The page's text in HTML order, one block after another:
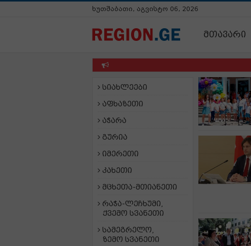
ხუთშაბათი, აგვისტო 06, 2026
მთავარი
სიახლეები
აფხაზეთი
აჭარა
გურია
იმერეთი
კახეთი
მცხეთა-მთიანეთი
რაჭა-ლეჩხუმი,
ქვემო სვანეთი
სამეგრელო,
ზემო სვანეთი